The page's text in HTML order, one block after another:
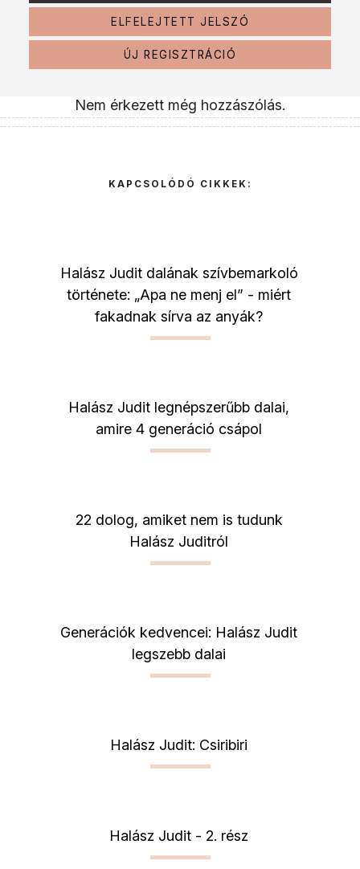
ELFELEJTETT JELSZÓ
ÚJ REGISZTRÁCIÓ
Nem érkezett még hozzászólás.
KAPCSOLÓDÓ CIKKEK:
Halász Judit dalának szívbemarkoló
története: „Apa ne menj el” - miért
fakadnak sírva az anyák?
Halász Judit legnépszerűbb dalai,
amire 4 generáció csápol
22 dolog, amiket nem is tudunk
Halász Juditról
Generációk kedvencei: Halász Judit
legszebb dalai
Halász Judit: Csiribiri
Halász Judit - 2. rész